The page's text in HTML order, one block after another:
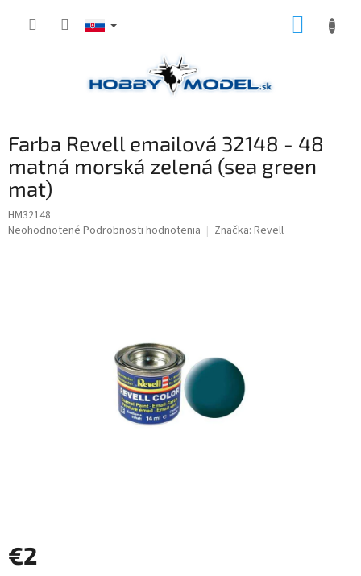
Farba Revell emailová 32148 - 48
matná morská zelená (sea green
mat)
HM32148
Priemerné
Neohodnotené Podrobnosti hodnotenia Značka: Revell
€2